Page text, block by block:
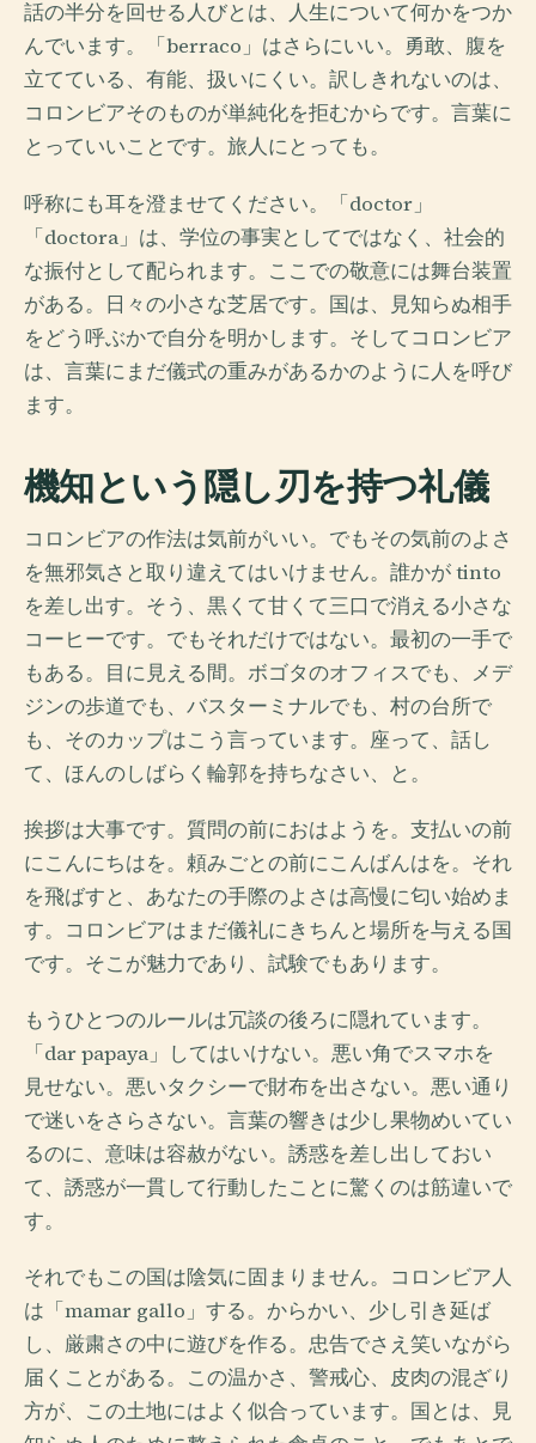
話の半分を回せる人びとは、人生について何かをつか
んでいます。「berraco」はさらにいい。勇敢、腹を
立てている、有能、扱いにくい。訳しきれないのは、
コロンビアそのものが単純化を拒むからです。言葉に
とっていいことです。旅人にとっても。
呼称にも耳を澄ませてください。「doctor」
「doctora」は、学位の事実としてではなく、社会的
な振付として配られます。ここでの敬意には舞台装置
がある。日々の小さな芝居です。国は、見知らぬ相手
をどう呼ぶかで自分を明かします。そしてコロンビア
は、言葉にまだ儀式の重みがあるかのように人を呼び
ます。
機知という隠し刃を持つ礼儀
コロンビアの作法は気前がいい。でもその気前のよさ
を無邪気さと取り違えてはいけません。誰かが tinto
を差し出す。そう、黒くて甘くて三口で消える小さな
コーヒーです。でもそれだけではない。最初の一手で
もある。目に見える間。ボゴタのオフィスでも、メデ
ジンの歩道でも、バスターミナルでも、村の台所で
も、そのカップはこう言っています。座って、話し
て、ほんのしばらく輪郭を持ちなさい、と。
挨拶は大事です。質問の前におはようを。支払いの前
にこんにちはを。頼みごとの前にこんばんはを。それ
を飛ばすと、あなたの手際のよさは高慢に匂い始めま
す。コロンビアはまだ儀礼にきちんと場所を与える国
です。そこが魅力であり、試験でもあります。
もうひとつのルールは冗談の後ろに隠れています。
「dar papaya」してはいけない。悪い角でスマホを
見せない。悪いタクシーで財布を出さない。悪い通り
で迷いをさらさない。言葉の響きは少し果物めいてい
るのに、意味は容赦がない。誘惑を差し出しておい
て、誘惑が一貫して行動したことに驚くのは筋違いで
す。
それでもこの国は陰気に固まりません。コロンビア人
は「mamar gallo」する。からかい、少し引き延ば
し、厳粛さの中に遊びを作る。忠告でさえ笑いながら
届くことがある。この温かさ、警戒心、皮肉の混ざり
方が、この土地にはよく似合っています。国とは、見